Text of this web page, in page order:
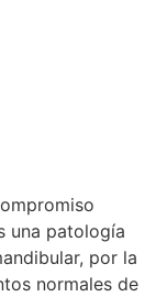
una patología
por la
normales de